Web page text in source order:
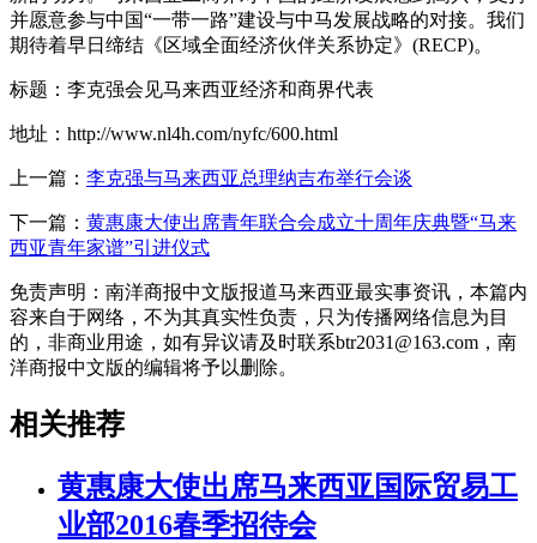
并愿意参与中国“一带一路”建设与中马发展战略的对接。我们
期待着早日缔结《区域全面经济伙伴关系协定》(RECP)。
标题：李克强会见马来西亚经济和商界代表
地址：http://www.nl4h.com/nyfc/600.html
上一篇： 李克强与马来西亚总理纳吉布举行会谈
下一篇： 黄惠康大使出席青年联合会成立十周年庆典暨“马来
西亚青年家谱”引进仪式
免责声明：南洋商报中文版报道马来西亚最实事资讯，本篇内
容来自于网络，不为其真实性负责，只为传播网络信息为目
的，非商业用途，如有异议请及时联系btr2031@163.com，南
洋商报中文版的编辑将予以删除。
相关推荐
黄惠康大使出席马来西亚国际贸易工
业部2016春季招待会